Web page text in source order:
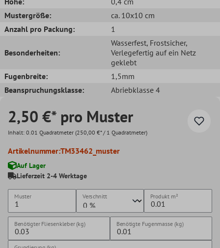
Mustergröße:
ca. 10x10 cm
Anzahl pro Packung:
1
Besonderheiten:
Wasserfest, Frostsicher,
Verlegefertig auf ein Netz
geklebt
Fugenbreite:
1,5mm
Beanspruchungsklasse:
Abriebklasse 4
2,50 €* pro Muster
Inhalt: 0.01 Quadratmeter (250,00 €* / 1 Quadratmeter)
Artikelnummer:TM33462_muster
Auf Lager
Lieferzeit 2-4 Werktage
Muster Verschnitt Produkt m²
Benötigter Fliesenkleber (kg) Benötigte Fugenmasse (kg)